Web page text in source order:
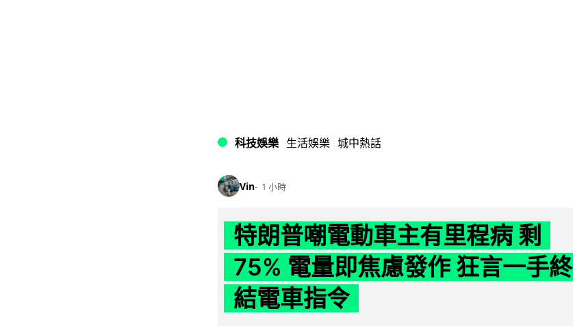
科技娛樂 生活娛樂 城中熱話
Vin 1 小時
特朗普嘲電動車主有里程病 剩
75% 電量即焦慮發作 狂言一手終
結電車指令